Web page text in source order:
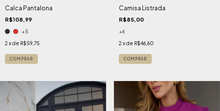
Calca Pantalona
R$108,99
+5
2 x de R$59,75
COMPRAR
Camisa Listrada
R$85,00
+6
2 x de R$46,60
COMPRAR